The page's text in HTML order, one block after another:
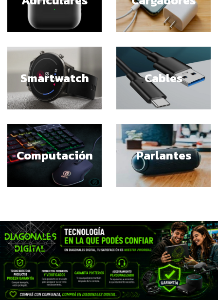
Smartwatch Cables
Computación Parlantes